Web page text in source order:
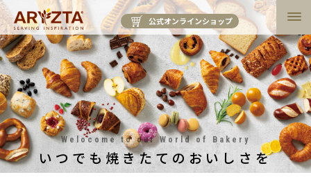
公式オンラインショップ
Welocome to our World of Bakery
いつでも焼きたてのおいしさを